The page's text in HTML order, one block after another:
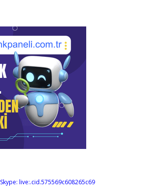
Skype: live:.cid.575569c608265c69